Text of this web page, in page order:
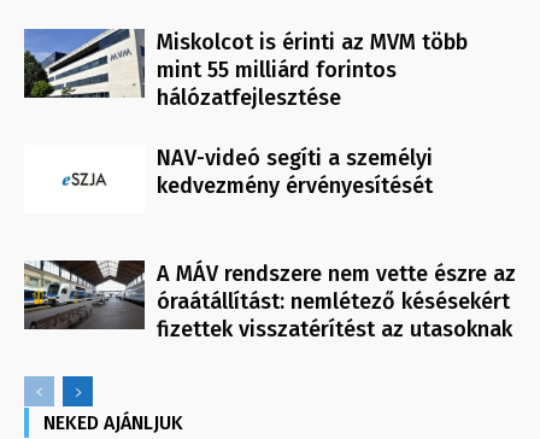
Miskolcot is érinti az MVM több
mint 55 milliárd forintos
hálózatfejlesztése
NAV-videó segíti a személyi
kedvezmény érvényesítését
A MÁV rendszere nem vette észre az
óraátállítást: nemlétező késésekért
fizettek visszatérítést az utasoknak
NEKED AJÁNLJUK